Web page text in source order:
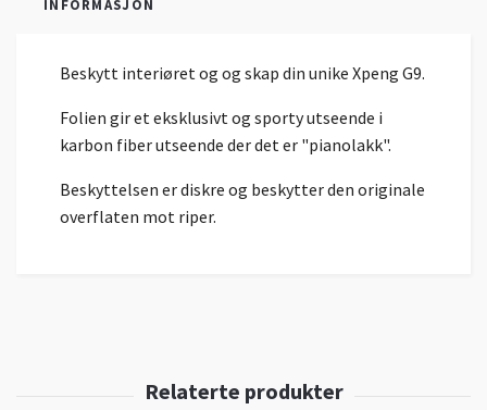
INFORMASJON
Beskytt interiøret og og skap din unike Xpeng G9.
Folien gir et eksklusivt og sporty utseende i
karbon fiber utseende der det er "pianolakk".
Beskyttelsen er diskre og beskytter den originale
overflaten mot riper.